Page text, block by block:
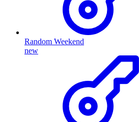
Random Weekend
new